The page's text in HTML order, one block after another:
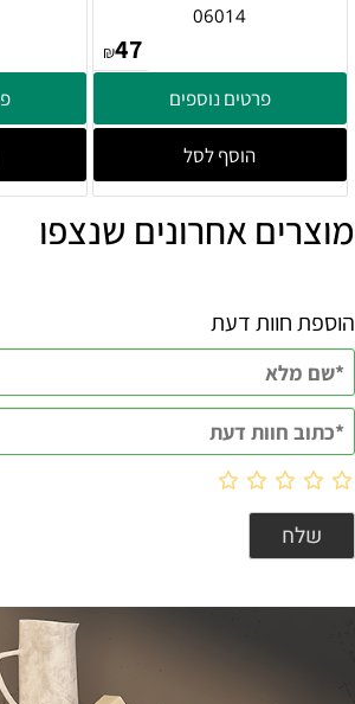
06014
₪47
פרטים נוספים
הוסף לסל
מוצרים אחרונים שנצפו
הוספת חוות דעת